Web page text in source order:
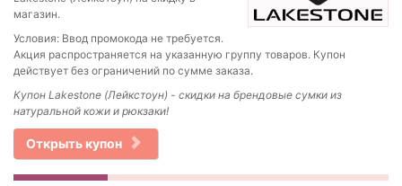
магазин.
Условия: Ввод промокода не требуется.
Акция распространяется на указанную группу товаров. Купон
действует без ограничений по сумме заказа.
Купон Lakestone (Лейкстоун) - скидки на брендовые сумки из
натуральной кожи и рюкзаки!
Открыть купон